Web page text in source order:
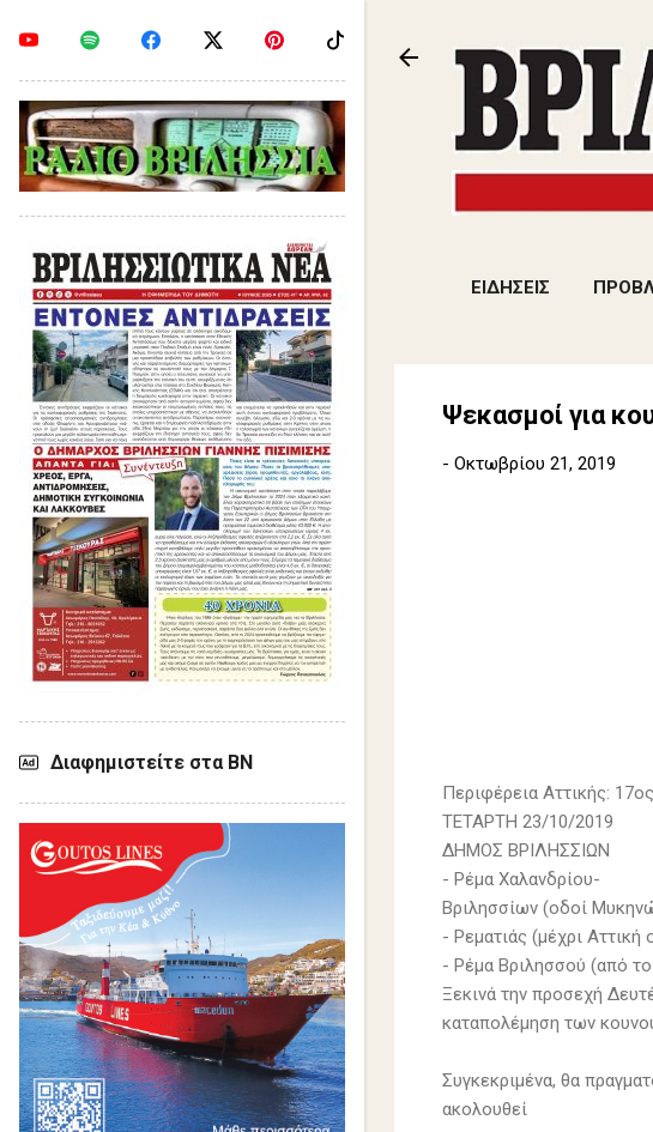
ΕΙΔΗΣΕΙΣ
Ψεκασμοί για
- Οκτωβρίου 21, 2019
Περιφέρεια Αττικής:
ΤΕΤΑΡΤΗ 23/10/2019
ΔΗΜΟΣ ΒΡΙΛΗΣΣΙΩΝ
- Ρέμα Χαλανδρίου-
Βριλησσίων (οδοί
- Ρεματιάς (μέχρι Αττική
- Ρέμα Βριλησσού (από
Ξεκινά την προσεχή
καταπολέμηση των
Συγκεκριμένα, θα
ακολουθεί
Διαφημιστείτε στα ΒΝ